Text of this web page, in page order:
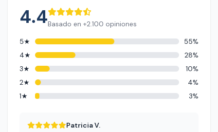
4.4Basado en +2.100 opiniones
5★
55%
4★
28%
3★
10%
2★
4%
1★
3%
Patricia V.